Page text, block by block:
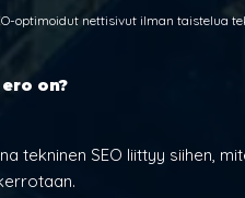
optimoidut nettisivut ilman taistelua
on?
tekninen SEO liittyy siihen,